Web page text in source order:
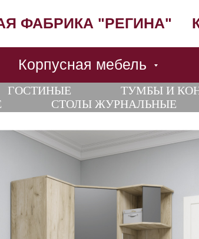
ФАБРИКА "РЕГИНА"
Корпусная мебель
ГОСТИНЫЕ ТУМБЫ И
СТОЛЫ ЖУРНАЛЬНЫЕ